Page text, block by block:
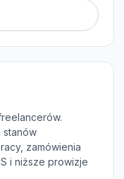
stanów
zamówienia
i niższe prowizje